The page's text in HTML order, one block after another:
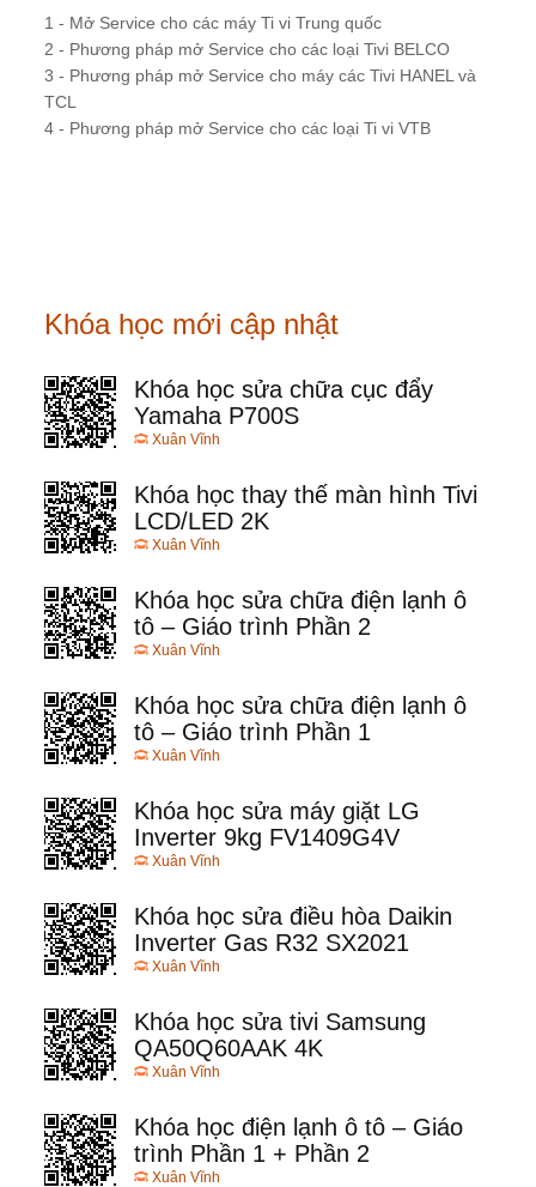
1 - Mở Service cho các máy Ti vi Trung quốc
2 - Phương pháp mở Service cho các loại Tivi BELCO
3 - Phương pháp mở Service cho máy các Tivi HANEL và
TCL
4 - Phương pháp mở Service cho các loại Ti vi VTB
Khóa học mới cập nhật
Khóa học sửa chữa cục đẩy
Yamaha P700S
Xuân Vĩnh
Khóa học thay thế màn hình Tivi
LCD/LED 2K
Xuân Vĩnh
Khóa học sửa chữa điện lạnh ô
tô – Giáo trình Phần 2
Xuân Vĩnh
Khóa học sửa chữa điện lạnh ô
tô – Giáo trình Phần 1
Xuân Vĩnh
Khóa học sửa máy giặt LG
Inverter 9kg FV1409G4V
Xuân Vĩnh
Khóa học sửa điều hòa Daikin
Inverter Gas R32 SX2021
Xuân Vĩnh
Khóa học sửa tivi Samsung
QA50Q60AAK 4K
Xuân Vĩnh
Khóa học điện lạnh ô tô – Giáo
trình Phần 1 + Phần 2
Xuân Vĩnh